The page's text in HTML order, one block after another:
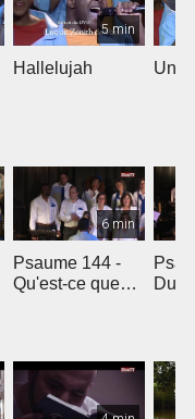
5 min
Hallelujah Un
6 min
Psaume 144 -
Qu'est-ce que
Du